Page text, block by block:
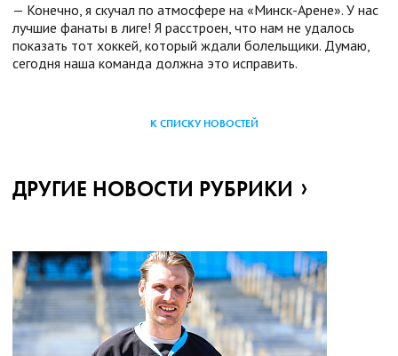
— Конечно, я скучал по атмосфере на «Минск-Арене». У нас
лучшие фанаты в лиге! Я расстроен, что нам не удалось
показать тот хоккей, который ждали болельщики. Думаю,
сегодня наша команда должна это исправить.
К СПИСКУ НОВОСТЕЙ
ДРУГИЕ НОВОСТИ РУБРИКИ